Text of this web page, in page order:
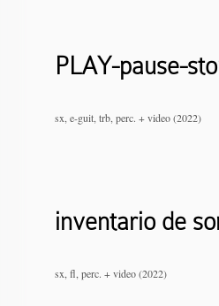
PLAY-pause-
sx, e-guit, trb, perc. + video (2022)
inventario de
sx, fl, perc. + video (2022)